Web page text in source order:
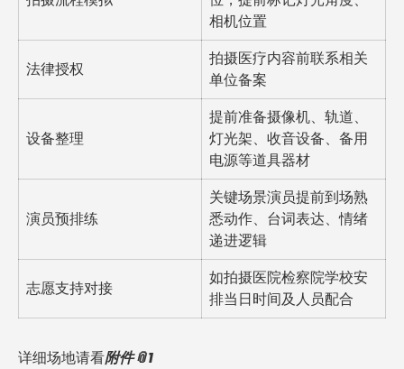
相机位置
法律授权
拍摄医疗内容前联系相关
单位备案
设备整理
提前准备摄像机、轨道、
灯光架、收音设备、备用
电源等道具器材
演员预排练
关键场景演员提前到场熟
悉动作、台词表达、情绪
递进逻辑
志愿支持对接
如拍摄医院检察院学校安
排当日时间及人员配合
详细场地请看附件📎1